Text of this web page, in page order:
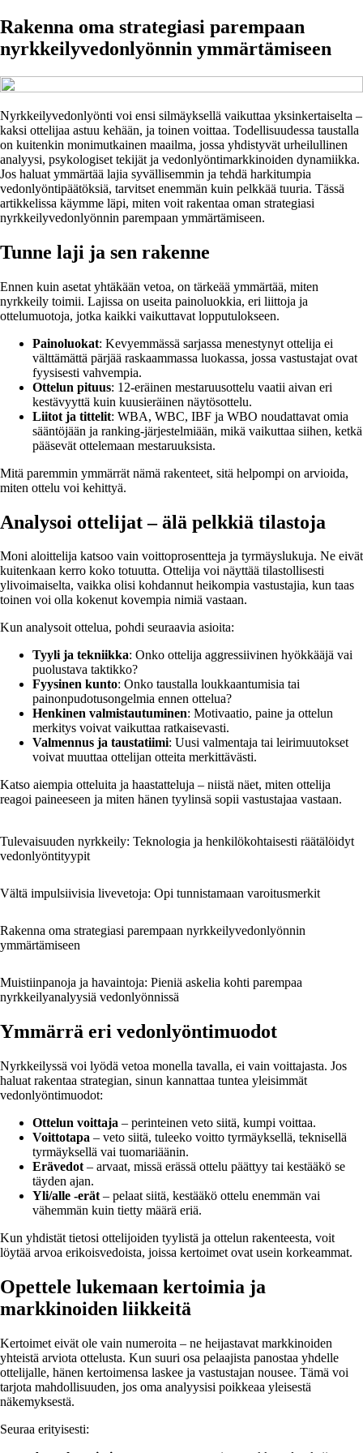
Rakenna oma strategiasi parempaan
nyrkkeilyvedonlyönnin ymmärtämiseen
Nyrkkeilyvedonlyönti voi ensi silmäyksellä vaikuttaa yksinkertaiselta –
kaksi ottelijaa astuu kehään, ja toinen voittaa. Todellisuudessa taustalla
on kuitenkin monimutkainen maailma, jossa yhdistyvät urheilullinen
analyysi, psykologiset tekijät ja vedonlyöntimarkkinoiden dynamiikka.
Jos haluat ymmärtää lajia syvällisemmin ja tehdä harkitumpia
vedonlyöntipäätöksiä, tarvitset enemmän kuin pelkkää tuuria. Tässä
artikkelissa käymme läpi, miten voit rakentaa oman strategiasi
nyrkkeilyvedonlyönnin parempaan ymmärtämiseen.
Tunne laji ja sen rakenne
Ennen kuin asetat yhtäkään vetoa, on tärkeää ymmärtää, miten
nyrkkeily toimii. Lajissa on useita painoluokkia, eri liittoja ja
ottelumuotoja, jotka kaikki vaikuttavat lopputulokseen.
Painoluokat: Kevyemmässä sarjassa menestynyt ottelija ei
välttämättä pärjää raskaammassa luokassa, jossa vastustajat ovat
fyysisesti vahvempia.
Ottelun pituus: 12-eräinen mestaruusottelu vaatii aivan eri
kestävyyttä kuin kuusieräinen näytösottelu.
Liitot ja tittelit: WBA, WBC, IBF ja WBO noudattavat omia
sääntöjään ja ranking-järjestelmiään, mikä vaikuttaa siihen, ketkä
pääsevät ottelemaan mestaruuksista.
Mitä paremmin ymmärrät nämä rakenteet, sitä helpompi on arvioida,
miten ottelu voi kehittyä.
Analysoi ottelijat – älä pelkkiä tilastoja
Moni aloittelija katsoo vain voittoprosentteja ja tyrmäyslukuja. Ne eivät
kuitenkaan kerro koko totuutta. Ottelija voi näyttää tilastollisesti
ylivoimaiselta, vaikka olisi kohdannut heikompia vastustajia, kun taas
toinen voi olla kokenut kovempia nimiä vastaan.
Kun analysoit ottelua, pohdi seuraavia asioita:
Tyyli ja tekniikka: Onko ottelija aggressiivinen hyökkääjä vai
puolustava taktikko?
Fyysinen kunto: Onko taustalla loukkaantumisia tai
painonpudotusongelmia ennen ottelua?
Henkinen valmistautuminen: Motivaatio, paine ja ottelun
merkitys voivat vaikuttaa ratkaisevasti.
Valmennus ja taustatiimi: Uusi valmentaja tai leirimuutokset
voivat muuttaa ottelijan otteita merkittävästi.
Katso aiempia otteluita ja haastatteluja – niistä näet, miten ottelija
reagoi paineeseen ja miten hänen tyylinsä sopii vastustajaa vastaan.
Tulevaisuuden nyrkkeily: Teknologia ja henkilökohtaisesti räätälöidyt
vedonlyöntityypit
Vältä impulsiivisia livevetoja: Opi tunnistamaan varoitusmerkit
Rakenna oma strategiasi parempaan nyrkkeilyvedonlyönnin
ymmärtämiseen
Muistiinpanoja ja havaintoja: Pieniä askelia kohti parempaa
nyrkkeilyanalyysiä vedonlyönnissä
Ymmärrä eri vedonlyöntimuodot
Nyrkkeilyssä voi lyödä vetoa monella tavalla, ei vain voittajasta. Jos
haluat rakentaa strategian, sinun kannattaa tuntea yleisimmät
vedonlyöntimuodot:
Ottelun voittaja – perinteinen veto siitä, kumpi voittaa.
Voittotapa – veto siitä, tuleeko voitto tyrmäyksellä, teknisellä
tyrmäyksellä vai tuomariäänin.
Erävedot – arvaat, missä erässä ottelu päättyy tai kestääkö se
täyden ajan.
Yli/alle -erät – pelaat siitä, kestääkö ottelu enemmän vai
vähemmän kuin tietty määrä eriä.
Kun yhdistät tietosi ottelijoiden tyylistä ja ottelun rakenteesta, voit
löytää arvoa erikoisvedoista, joissa kertoimet ovat usein korkeammat.
Opettele lukemaan kertoimia ja
markkinoiden liikkeitä
Kertoimet eivät ole vain numeroita – ne heijastavat markkinoiden
yhteistä arviota ottelusta. Kun suuri osa pelaajista panostaa yhdelle
ottelijalle, hänen kertoimensa laskee ja vastustajan nousee. Tämä voi
tarjota mahdollisuuden, jos oma analyysisi poikkeaa yleisestä
näkemyksestä.
Seuraa erityisesti: